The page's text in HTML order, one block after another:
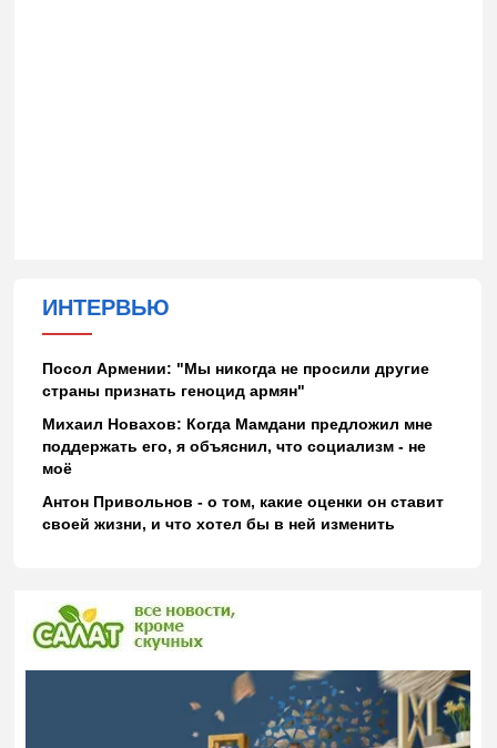
ИНТЕРВЬЮ
Посол Армении: "Мы никогда не просили другие
страны признать геноцид армян"
Михаил Новахов: Когда Мамдани предложил мне
поддержать его, я объяснил, что социализм - не
моё
Антон Привольнов - о том, какие оценки он ставит
своей жизни, и что хотел бы в ней изменить